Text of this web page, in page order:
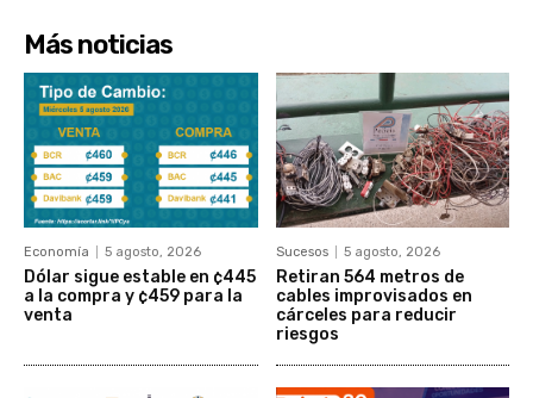
Más noticias
Economía 5 agosto, 2026
Dólar sigue estable en ¢445
a la compra y ¢459 para la
venta
Sucesos 5 agosto, 2026
Retiran 564 metros de
cables improvisados en
cárceles para reducir
riesgos